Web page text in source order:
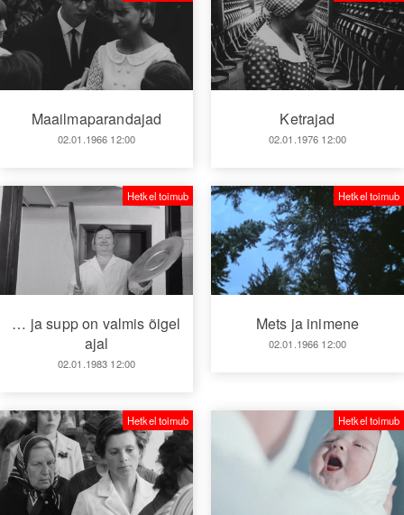
Maailmaparandajad
02.01.1966 12:00
Ketrajad
02.01.1976 12:00
… ja supp on valmis õigel
ajal
02.01.1983 12:00
Hetkel toimub
Mets ja inimene
02.01.1966 12:00
Hetkel toimub
Hetkel toimub Hetkel toimub